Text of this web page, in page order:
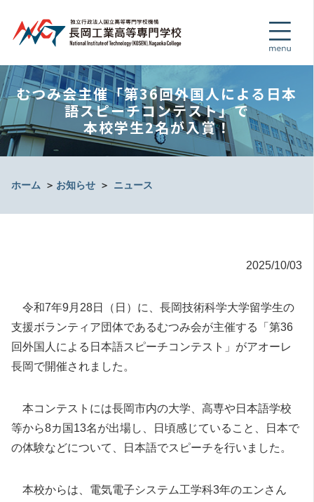
むつみ会主催「第36回外国人による日本
語スピーチコンテスト」で
本校学生2名が入賞！
ホーム ＞ お知らせ ＞ ニュース
2025/10/03
令和7年9月28日（日）に、長岡技術科学大学留学生の
支援ボランティア団体であるむつみ会が主催する「第36
回外国人による日本語スピーチコンテスト」がアオーレ
長岡で開催されました。
本コンテストには長岡市内の大学、高専や日本語学校
等から8カ国13名が出場し、日頃感じていること、日本で
の体験などについて、日本語でスピーチを行いました。
本校からは、電気電子システム工学科3年のエンさん